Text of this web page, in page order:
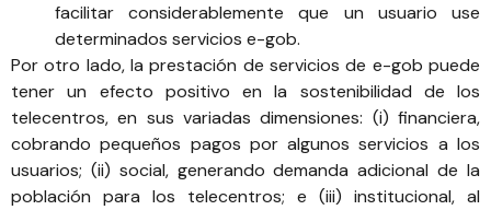
facilitar considerablemente que un usuario use
determinados servicios e-gob.
Por otro lado, la prestación de servicios de e-gob puede
tener un efecto positivo en la sostenibilidad de los
telecentros, en sus variadas dimensiones: (i) financiera,
cobrando pequeños pagos por algunos servicios a los
usuarios; (ii) social, generando demanda adicional de la
población para los telecentros; e (iii) institucional, al